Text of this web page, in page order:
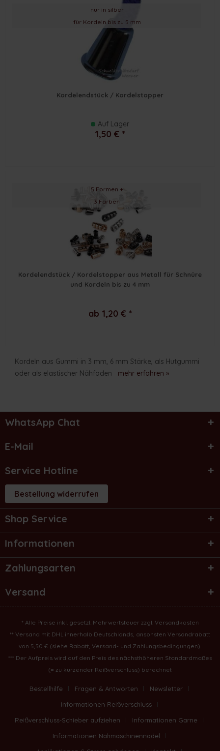
nur in silber
für Kordeln bis zu 5 mm
Kordelendstück / Kordelstopper
Auf Lager
1,50 € *
5 Formen +
3 Farben
Kordelendstück / Kordelstopper aus Metall für Schnüre
und Kordeln bis zu 4 mm
ab 1,20 € *
Kordeln aus Gummi in 3 mm, 6 mm Stärke, als Hutgummi
oder als elastischer Nähfaden mehr erfahren »
WhatsApp Chat
E-Mail
Service Hotline
Bestellung widerrufen
Shop Service
Informationen
Zahlungsarten
Versand
* Alle Preise inkl. gesetzl. Mehrwertsteuer zzgl. Versandkosten
** Versand mit DHL innerhalb Deutschlands, ansonsten Versandrabatt
von 5,50 € (siehe Rabatt, Versand- und Zahlungsbedingungen).
*** Der Aufpreis wird auf den Preis des nächsthöheren Standardmaßes
(= zu kürzender Reißverschluss) berechnet
Bestellhilfe Fragen & Antworten
Newsletter
Informationen Reißverschluss
Reißverschluss-Schieber aufziehen
Informationen Garne
Informationen Nähmaschinennadel